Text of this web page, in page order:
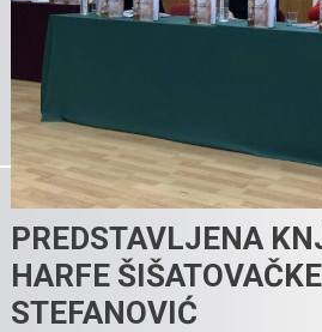
PREDSTAVLJENA
HARFE
STEFANOVIĆ